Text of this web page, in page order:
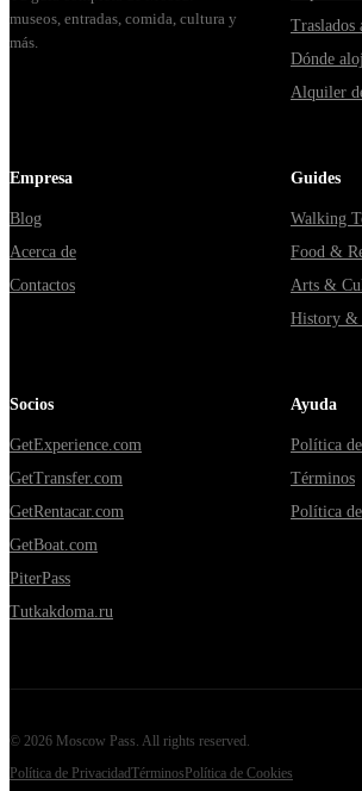
museos, entradas, comida, cultura y
más.
Traslados
Dónde
Alquiler
Empresa
Blog
Acerca de
Contactos
Guides
Walking
Food &
Arts &
History &
Socios
GetExperience.com
GetTransfer.com
GetRentacar.com
GetBoat.com
PiterPass
Tutkakdoma.ru
Ayuda
Política
Términos
Política
© 2026 Moscow Pass. All rights reserved.
Política de PrivacidadTérminos Política de Cookies